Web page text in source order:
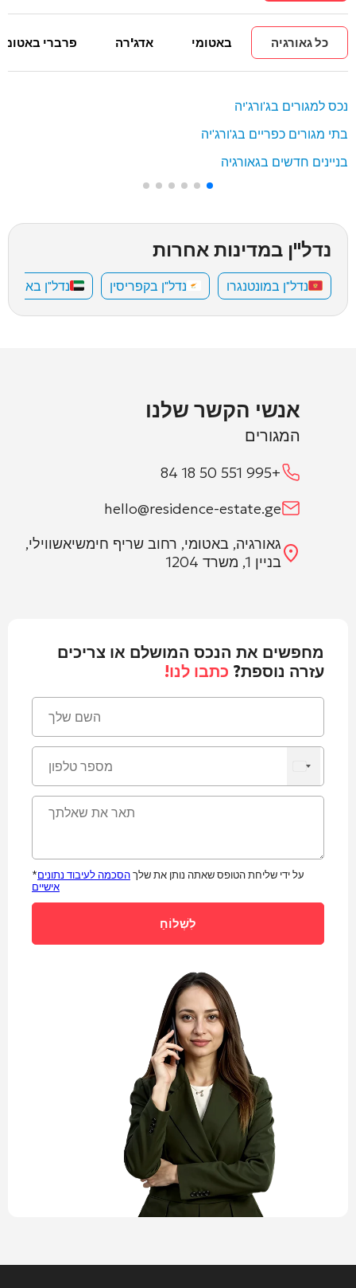
כל גאורגיה באטומי אדג'רה פרברי באטומי
נכס למגורים בג'ורג'יה
בתי מגורים כפריים בג'ורג'יה
בניינים חדשים בגאורגיה
נדל"ן במדינות אחרות
נדל"ן במונטנגרו נדל"ן בקפריסין נדל"ן
אנשי הקשר שלנו
המגורים
+995 551 50 18 84
hello@residence-estate.ge
גאורגיה, באטומי, רחוב שריף חימשיאשווילי,
בניין 1, משרד 1204
מחפשים את הנכס המושלם או צריכים
עזרה נוספת? כתבו לנו!
*על ידי שליחת הטופס שאתה נותן את שלךהסכמה לעיבוד נתונים
אישיים